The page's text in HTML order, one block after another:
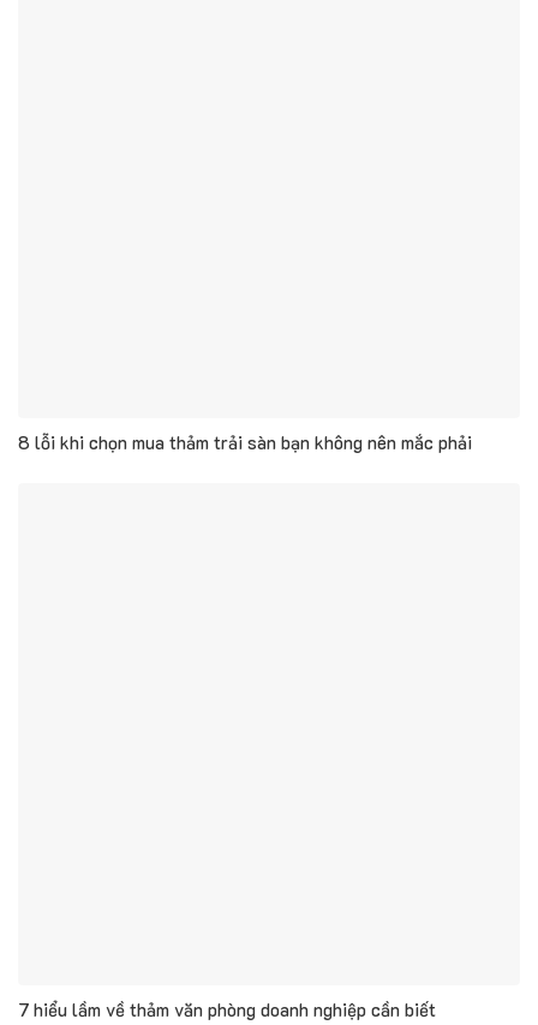
8 lỗi khi chọn mua thảm trải sàn bạn không nên mắc phải
7 hiểu lầm về thảm văn phòng doanh nghiệp cần biết